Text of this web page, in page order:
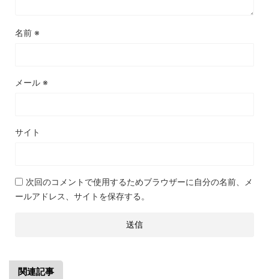
名前 ※
メール ※
サイト
次回のコメントで使用するためブラウザーに自分の名前、メ
ールアドレス、サイトを保存する。
関連記事